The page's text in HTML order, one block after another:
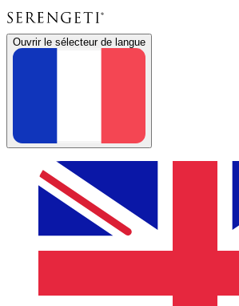
Ouvrir le sélecteur de langue